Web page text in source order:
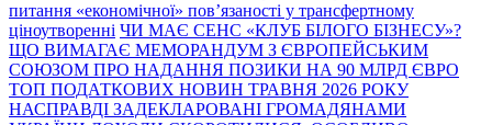
питання «економічної» пов’язаності у трансфертному
ціноутворенні ЧИ МАЄ СЕНС «КЛУБ БІЛОГО БІЗНЕСУ»?
ЩО ВИМАГАЄ МЕМОРАНДУМ З ЄВРОПЕЙСЬКИМ
СОЮЗОМ ПРО НАДАННЯ ПОЗИКИ НА 90 МЛРД ЄВРО
TOП ПОДАТКОВИХ НОВИН ТРАВНЯ 2026 РОКУ
НАСПРАВДІ ЗАДЕКЛАРОВАНІ ГРОМАДЯНАМИ